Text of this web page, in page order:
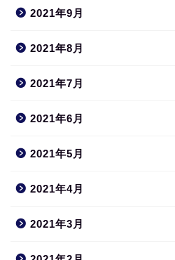
2021年9月
2021年8月
2021年7月
2021年6月
2021年5月
2021年4月
2021年3月